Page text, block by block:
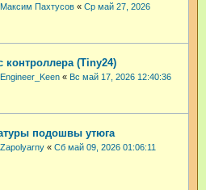
Максим Пахтусов « Ср май 27, 2026
контроллера (Tiny24)
Engineer_Keen « Вс май 17, 2026 12:40:36
подошвы утюга
Zapolyarny « Сб май 09, 2026 01:06:11